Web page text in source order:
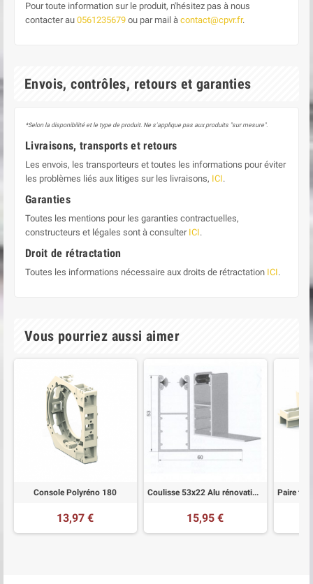
Pour toute information sur le produit, n'hésitez pas à nous
contacter au 0561235679 ou par mail à contact@cpvr.fr.
Envois, contrôles, retours et garanties
*Selon la disponibilité et le type de produit. Ne s'applique pas aux produits "sur mesure".
Livraisons, transports et retours
Les envois, les transporteurs et toutes les informations pour éviter
les problèmes liés aux litiges sur les livraisons, ICI.
Garanties
Toutes les mentions pour les garanties contractuelles,
constructeurs et légales sont à consulter ICI.
Droit de rétractation
Toutes les informations nécessaire aux droits de rétractation ICI.
Vous pourriez aussi aimer
Console Polyréno 180
13,97 €
Coulisse 53x22 Alu rénovation aile
15,95 €